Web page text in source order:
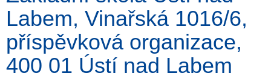
Labem, Vinařská 1016/6,
příspěvková organizace,
400 01 Ústí nad Labem